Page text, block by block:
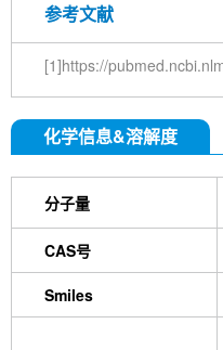
参考文献
[1]https://
化学信息&溶解度
分子量
CAS号
Smiles